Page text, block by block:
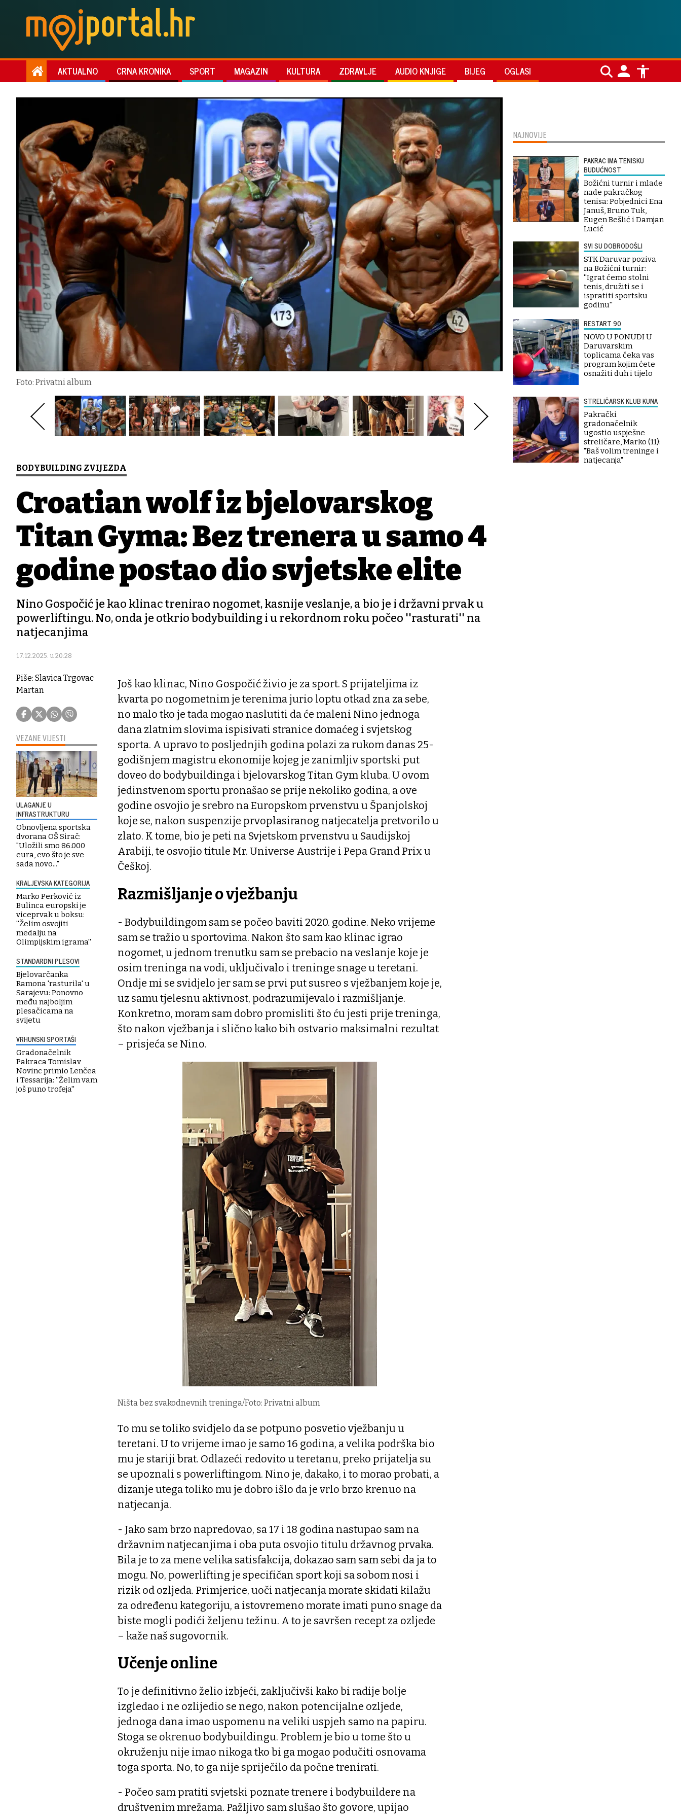
AKTUALNO CRNA KRONIKA SPORT MAGAZIN KULTURA ZDRAVLJE AUDIO KNJIGE BIJEG OGLASI
Foto: Privatni album
BODYBUILDING ZVIJEZDA
Croatian wolf iz bjelovarskog
Titan Gyma: Bez trenera u samo 4
godine postao dio svjetske elite
Nino Gospočić je kao klinac trenirao nogomet, kasnije veslanje, a bio je i državni prvak u
powerliftingu. No, onda je otkrio bodybuilding i u rekordnom roku počeo ''rasturati'' na
natjecanjima
17.12.2025. u 20:28
Piše: Slavica Trgovac
Martan
VEZANE VIJESTI
ULAGANJE U
INFRASTRUKTURU
Obnovljena sportska
dvorana OŠ Sirač:
"Uložili smo 86.000
eura, evo što je sve
sada novo..."
KRALJEVSKA KATEGORIJA
Marko Perković iz
Bulinca europski je
viceprvak u boksu:
''Želim osvojiti
medalju na
Olimpijskim igrama''
STANDARDNI PLESOVI
Bjelovarčanka
Ramona 'rasturila' u
Sarajevu: Ponovno
među najboljim
plesačicama na
svijetu
VRHUNSKI SPORTAŠI
Gradonačelnik
Pakraca Tomislav
Novinc primio Lenčea
i Tessarija: ''Želim vam
još puno trofeja''
Još kao klinac, Nino Gospočić živio je za sport. S prijateljima iz
kvarta po nogometnim je terenima jurio loptu otkad zna za sebe,
no malo tko je tada mogao naslutiti da će maleni Nino jednoga
dana zlatnim slovima ispisivati stranice domaćeg i svjetskog
sporta. A upravo to posljednjih godina polazi za rukom danas 25-
godišnjem magistru ekonomije kojeg je zanimljiv sportski put
doveo do bodybuildinga i bjelovarskog Titan Gym kluba. U ovom
jedinstvenom sportu pronašao se prije nekoliko godina, a ove
godine osvojio je srebro na Europskom prvenstvu u Španjolskoj
koje se, nakon suspenzije prvoplasiranog natjecatelja pretvorilo u
zlato. K tome, bio je peti na Svjetskom prvenstvu u Saudijskoj
Arabiji, te osvojio titule Mr. Universe Austrije i Pepa Grand Prix u
Češkoj.
Razmišljanje o vježbanju
- Bodybuildingom sam se počeo baviti 2020. godine. Neko vrijeme
sam se tražio u sportovima. Nakon što sam kao klinac igrao
nogomet, u jednom trenutku sam se prebacio na veslanje koje je
osim treninga na vodi, uključivalo i treninge snage u teretani.
Ondje mi se svidjelo jer sam se prvi put susreo s vježbanjem koje je,
uz samu tjelesnu aktivnost, podrazumijevalo i razmišljanje.
Konkretno, moram sam dobro promisliti što ću jesti prije treninga,
što nakon vježbanja i slično kako bih ostvario maksimalni rezultat
– prisjeća se Nino.
Ništa bez svakodnevnih treninga/Foto: Privatni album
To mu se toliko svidjelo da se potpuno posvetio vježbanju u
teretani. U to vrijeme imao je samo 16 godina, a velika podrška bio
mu je stariji brat. Odlazeći redovito u teretanu, preko prijatelja su
se upoznali s powerliftingom. Nino je, dakako, i to morao probati, a
dizanje utega toliko mu je dobro išlo da je vrlo brzo krenuo na
natjecanja.
- Jako sam brzo napredovao, sa 17 i 18 godina nastupao sam na
državnim natjecanjima i oba puta osvojio titulu državnog prvaka.
Bila je to za mene velika satisfakcija, dokazao sam sam sebi da ja to
mogu. No, powerlifting je specifičan sport koji sa sobom nosi i
rizik od ozljeda. Primjerice, uoči natjecanja morate skidati kilažu
za određenu kategoriju, a istovremeno morate imati puno snage da
biste mogli podići željenu težinu. A to je savršen recept za ozljede
– kaže naš sugovornik.
Učenje online
To je definitivno želio izbjeći, zaključivši kako bi radije bolje
izgledao i ne ozlijedio se nego, nakon potencijalne ozljede,
jednoga dana imao uspomenu na veliki uspjeh samo na papiru.
Stoga se okrenuo bodybuildingu. Problem je bio u tome što u
okruženju nije imao nikoga tko bi ga mogao podučiti osnovama
toga sporta. No, to ga nije spriječilo da počne trenirati.
- Počeo sam pratiti svjetski poznate trenere i bodybuildere na
društvenim mrežama. Pažljivo sam slušao što govore, upijao
NAJNOVIJE
PAKRAC IMA TENISKU
BUDUĆNOST
Božićni turnir i mlade
nade pakračkog
tenisa: Pobjednici Ena
Januš, Bruno Tuk,
Eugen Bešlić i Damjan
Lucić
SVI SU DOBRODOŠLI
STK Daruvar poziva
na Božićni turnir:
''Igrat ćemo stolni
tenis, družiti se i
ispratiti sportsku
godinu''
RESTART 90
NOVO U PONUDI U
Daruvarskim
toplicama čeka vas
program kojim ćete
osnažiti duh i tijelo
STRELIČARSK KLUB KUNA
Pakrački
gradonačelnik
ugostio uspješne
streličare, Marko (11):
"Baš volim treninge i
natjecanja"